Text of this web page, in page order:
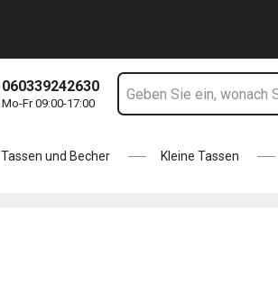
060339242630
Mo-Fr 09:00-17:00
Tassen und Becher Kleine Tassen